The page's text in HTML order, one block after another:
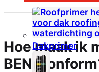
Dakprimer
Hoe maak ik
BEN-